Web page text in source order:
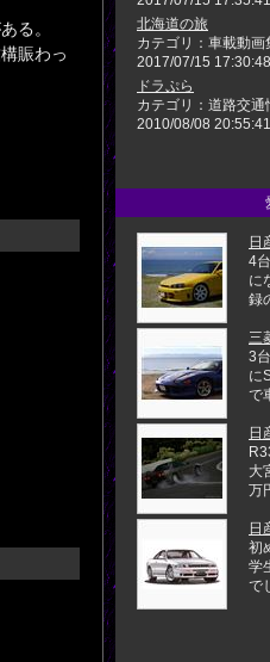
る。
賑わっ
北海道の旅
カテゴリ：車載動画
2017/07/15 17:30:48
ドラぷら
カテゴリ：道路交通
2010/08/08 20:55:41
日
4
に
録
三
3
に
で
日
大
万
日
初
学
で